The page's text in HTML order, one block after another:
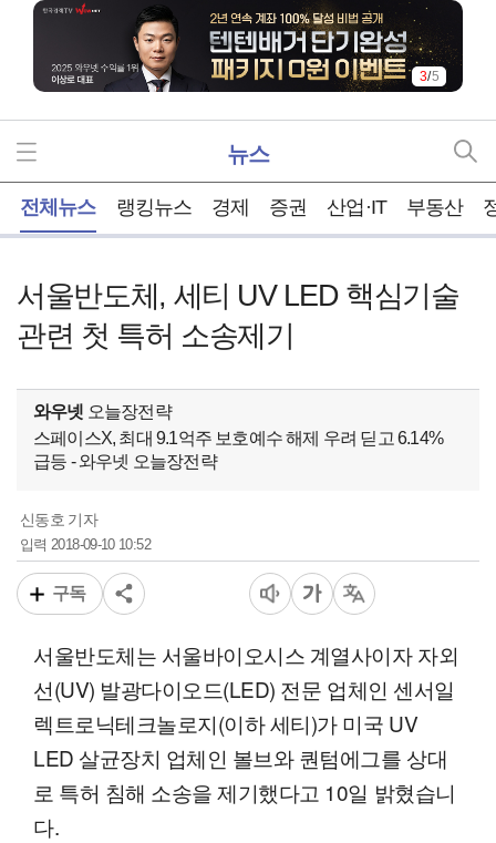
4/5
뉴스
전체뉴스 랭킹뉴스 경제 증권 산업·IT 부동산
서울반도체, 세티 UV LED 핵심기술
관련 첫 특허 소송제기
와우넷 오늘장전략
스페이스X, 최대 9.1억주 보호예수 해제 우려 딛고 6.14%
급등 - 와우넷 오늘장전략
신동호 기자
입력2018-09-10 10:52
구독
서울반도체는 서울바이오시스 계열사이자 자외
선(UV) 발광다이오드(LED) 전문 업체인 센서일
렉트로닉테크놀로지(이하 세티)가 미국 UV
LED 살균장치 업체인 볼브와 퀀텀에그를 상대
로 특허 침해 소송을 제기했다고 10일 밝혔습니
다.